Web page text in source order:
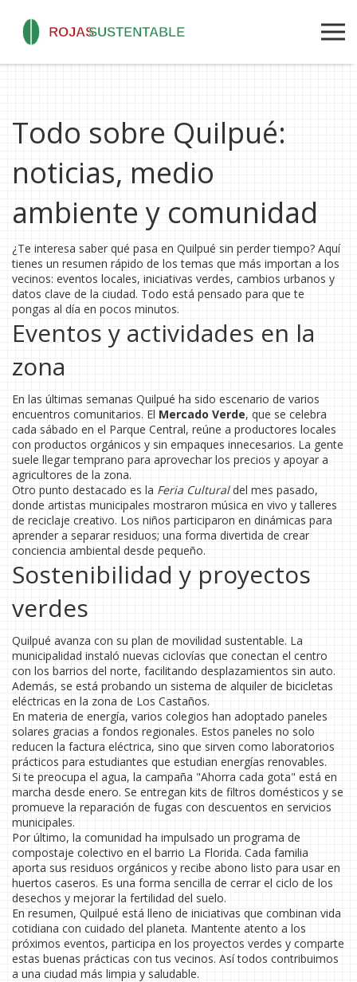
Todo sobre Quilpué:
noticias, medio
ambiente y comunidad
¿Te interesa saber qué pasa en Quilpué sin perder tiempo? Aquí
tienes un resumen rápido de los temas que más importan a los
vecinos: eventos locales, iniciativas verdes, cambios urbanos y
datos clave de la ciudad. Todo está pensado para que te
pongas al día en pocos minutos.
Eventos y actividades en la
zona
En las últimas semanas Quilpué ha sido escenario de varios
encuentros comunitarios. El Mercado Verde, que se celebra
cada sábado en el Parque Central, reúne a productores locales
con productos orgánicos y sin empaques innecesarios. La gente
suele llegar temprano para aprovechar los precios y apoyar a
agricultores de la zona.
Otro punto destacado es la Feria Culturaldel mes pasado,
donde artistas municipales mostraron música en vivo y talleres
de reciclaje creativo. Los niños participaron en dinámicas para
aprender a separar residuos; una forma divertida de crear
conciencia ambiental desde pequeño.
Sostenibilidad y proyectos
verdes
Quilpué avanza con su plan de movilidad sustentable. La
municipalidad instaló nuevas ciclovías que conectan el centro
con los barrios del norte, facilitando desplazamientos sin auto.
Además, se está probando un sistema de alquiler de bicicletas
eléctricas en la zona de Los Castaños.
En materia de energía, varios colegios han adoptado paneles
solares gracias a fondos regionales. Estos paneles no solo
reducen la factura eléctrica, sino que sirven como laboratorios
prácticos para estudiantes que estudian energías renovables.
Si te preocupa el agua, la campaña "Ahorra cada gota" está en
marcha desde enero. Se entregan kits de filtros domésticos y se
promueve la reparación de fugas con descuentos en servicios
municipales.
Por último, la comunidad ha impulsado un programa de
compostaje colectivo en el barrio La Florida. Cada familia
aporta sus residuos orgánicos y recibe abono listo para usar en
huertos caseros. Es una forma sencilla de cerrar el ciclo de los
desechos y mejorar la fertilidad del suelo.
En resumen, Quilpué está lleno de iniciativas que combinan vida
cotidiana con cuidado del planeta. Mantente atento a los
próximos eventos, participa en los proyectos verdes y comparte
estas buenas prácticas con tus vecinos. Así todos contribuimos
a una ciudad más limpia y saludable.